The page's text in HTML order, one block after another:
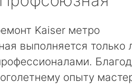
Kaiser метро
выполняется только
опыту